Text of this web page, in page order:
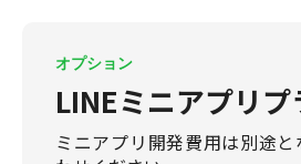
オプション
LINEミニアプリプ
ミニアプリ開発費用は別途